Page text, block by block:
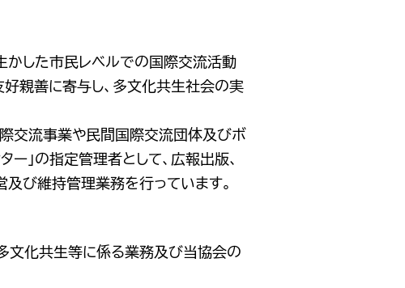
した市民レベルでの国際交流活動
親善に寄与し、多文化共生社会の実
交流事業や民間国際交流団体及びボ
」の指定管理者として、広報出版、
び維持管理業務を行っています。
文化共生等に係る業務及び当協会の